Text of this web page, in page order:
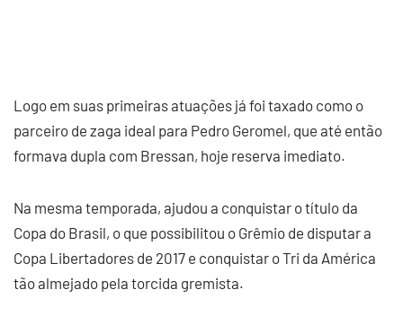
Logo em suas primeiras atuações já foi taxado como o
parceiro de zaga ideal para Pedro Geromel, que até então
formava dupla com Bressan, hoje reserva imediato.
Na mesma temporada, ajudou a conquistar o título da
Copa do Brasil, o que possibilitou o Grêmio de disputar a
Copa Libertadores de 2017 e conquistar o Tri da América
tão almejado pela torcida gremista.